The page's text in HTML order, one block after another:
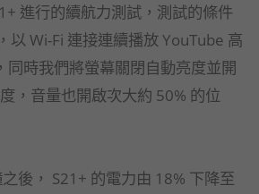
進行的續航力測試，測試的條件
以 Wi-Fi 連接連續播放 YouTube 高
同時我們將螢幕關閉自動亮度並開
，音量也開啟次大約 50% 的位
後， S21+ 的電力由 18% 下降至